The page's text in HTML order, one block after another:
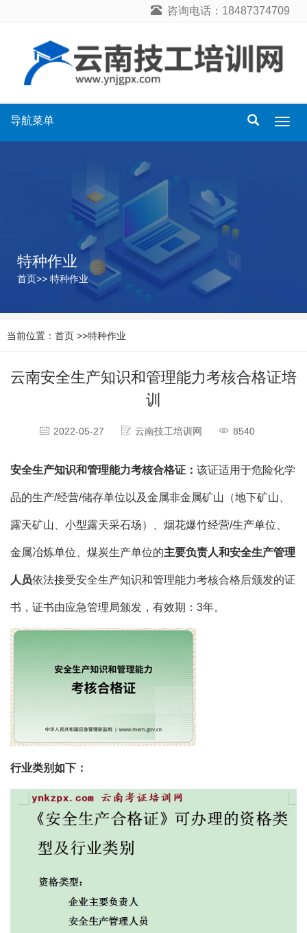
咨询电话：18487374709
导
导航菜单
特种作业
首页>> 特种作业
当前位置： 首页 >>特种作业
云南安全生产知识和管理能力考核合格证培
训
2022-05-27 云南技工培训网 8540
安全生产知识和管理能力考核合格证： 该证适用于危险化学
品的生产/经营/储存单位以及金属非金属矿山（地下矿山、
露天矿山、小型露天采石场）、烟花爆竹经营/生产单位、
金属冶炼单位、煤炭生产单位的主要负责人和安全生产管理
人员依法接受安全生产知识和管理能力考核合格后颁发的证
书，证书由应急管理局颁发，有效期：3年。
行业类别如下：